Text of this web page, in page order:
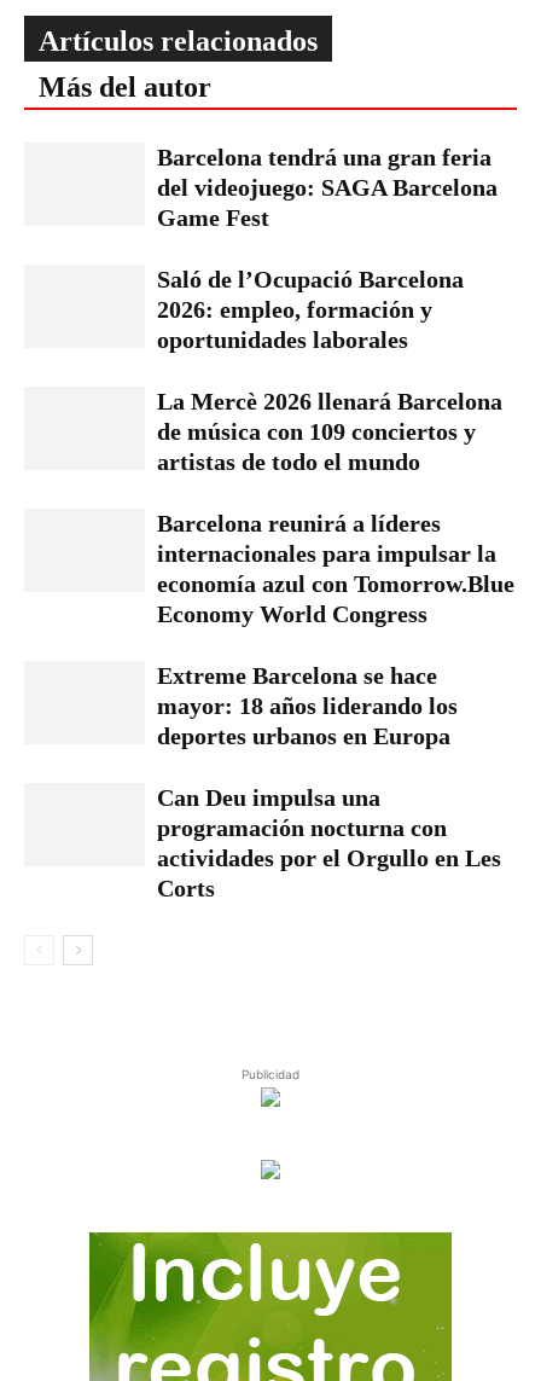
Artículos relacionados
Más del autor
Barcelona tendrá una gran feria
del videojuego: SAGA Barcelona
Game Fest
Saló de l’Ocupació Barcelona
2026: empleo, formación y
oportunidades laborales
La Mercè 2026 llenará Barcelona
de música con 109 conciertos y
artistas de todo el mundo
Barcelona reunirá a líderes
internacionales para impulsar la
economía azul con Tomorrow.Blue
Economy World Congress
Extreme Barcelona se hace
mayor: 18 años liderando los
deportes urbanos en Europa
Can Deu impulsa una
programación nocturna con
actividades por el Orgullo en Les
Corts
Publicidad